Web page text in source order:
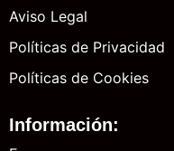
Aviso Legal
Políticas de Privacidad
Políticas de Cookies
Información: